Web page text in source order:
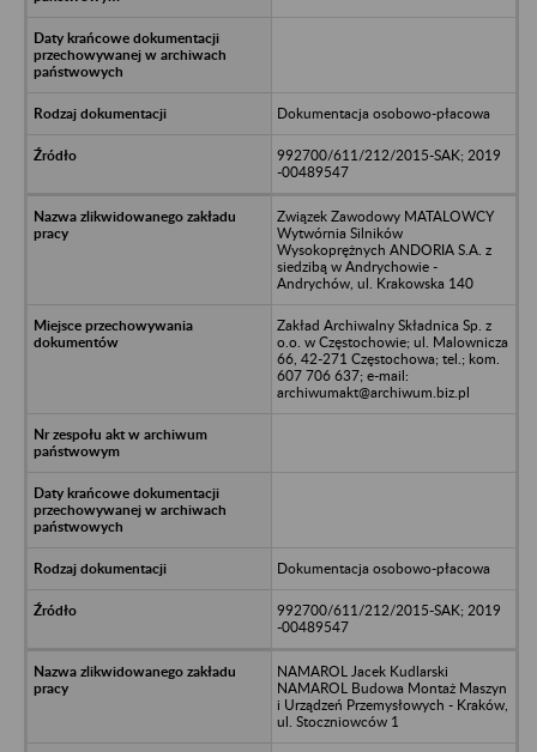
Dokumentacja osobowo-płacowa
992700/611/212/2015-SAK; 2019
-00489547
Związek Zawodowy MATALOWCY
Wytwórnia Silników
Wysokoprężnych ANDORIA S.A. z
siedzibą w Andrychowie -
Andrychów, ul. Krakowska 140
Zakład Archiwalny Składnica Sp. z
o.o. w Częstochowie; ul. Malownicza
66, 42-271 Częstochowa; tel.; kom.
607 706 637; e-mail:
archiwumakt@archiwum.biz.pl
Dokumentacja osobowo-płacowa
992700/611/212/2015-SAK; 2019
-00489547
NAMAROL Jacek Kudlarski
NAMAROL Budowa Montaż Maszyn
i Urządzeń Przemysłowych - Kraków,
ul. Stoczniowców 1